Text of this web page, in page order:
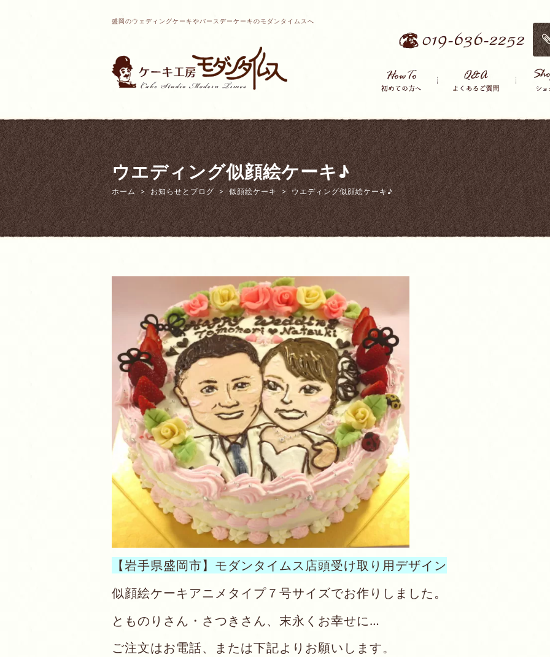
盛岡のウェディングケーキやバースデーケーキのモダンタイムスへ
ウエディング似顔絵ケーキ♪
ホーム お知らせとブログ 似顔絵ケーキ ウエディング似顔絵ケーキ♪
【岩手県盛岡市】モダンタイムス店頭受け取り用デザイン
似顔絵ケーキアニメタイプ７号サイズでお作りしました。
とものりさん・さつきさん、末永くお幸せに…
ご注文はお電話、または下記よりお願いします。